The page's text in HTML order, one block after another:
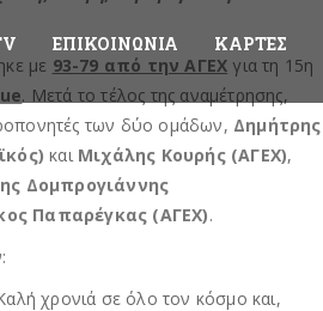
ΕΠΙΚΟΙΝΩΝΊΑ ΚΆΡΤΕΣ
με 93-79 από την ΑΓΕΧ για τη 15η
. Μετά το τέλος της αναμέτρησης,
των δύο ομάδων, Δημήτρης
και Μιχάλης Κουρής (ΑΓΕΧ),
Δομπρογιάννης
Παπαρέγκας (ΑΓΕΧ).
:
χρονιά σε όλο τον κόσμο και,